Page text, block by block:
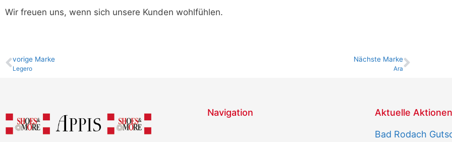
Wir freuen uns, wenn sich unsere Kunden wohlfühlen.
vo­ri­ge Marke
Legero
Nächste Marke
Ara
Navigation Aktuelle Aktionen
Bad Rodach